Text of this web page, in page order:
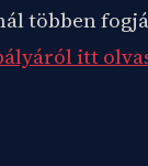
többen
itt